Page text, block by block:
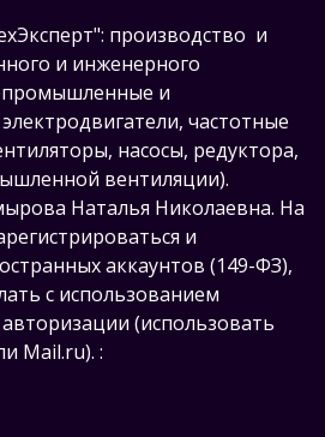
производство и
и инженерного
и
частотные
насосы, редуктора,
вентиляции).
Наталья Николаевна. На
и
аккаунтов (149-ФЗ),
с использованием
авторизации (использовать
Mail.ru). :